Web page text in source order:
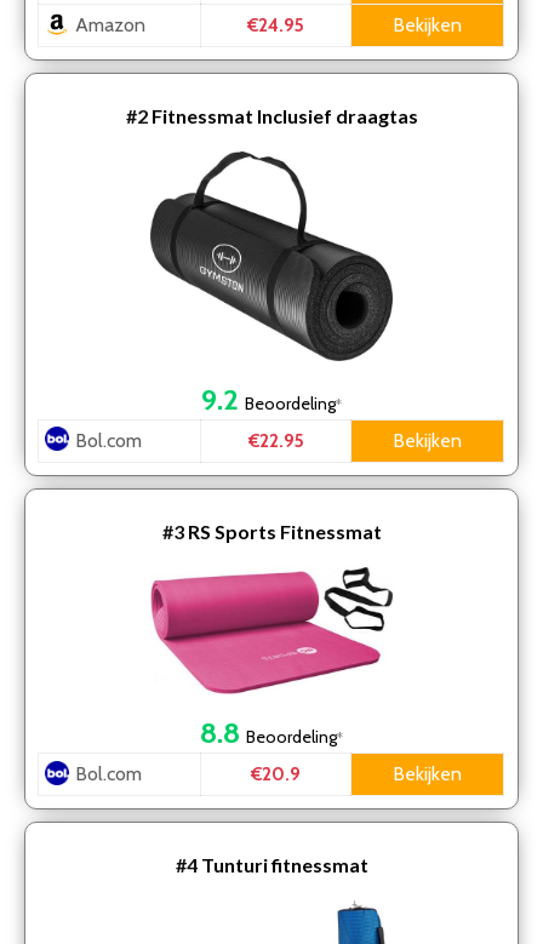
Amazon
€24.95 Bekijken
#2 Fitnessmat Inclusief draagtas
9.2 Beoordeling*
Bol.com €22.95 Bekijken
#3 RS Sports Fitnessmat
8.8 Beoordeling*
Bol.com €20.9 Bekijken
#4 Tunturi fitnessmat